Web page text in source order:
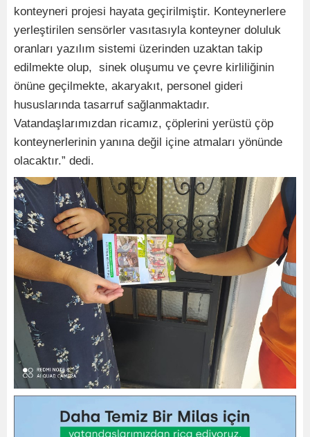
konteyneri projesi hayata geçirilmiştir. Konteynerlere
yerleştirilen sensörler vasıtasıyla konteyner doluluk
oranları yazılım sistemi üzerinden uzaktan takip
edilmekte olup, sinek oluşumu ve çevre kirliliğinin
önüne geçilmekte, akaryakıt, personel gideri
hususlarında tasarruf sağlanmaktadır.
Vatandaşlarımızdan ricamız, çöplerini yerüstü çöp
konteynerlerinin yanına değil içine atmaları yönünde
olacaktır.” dedi.